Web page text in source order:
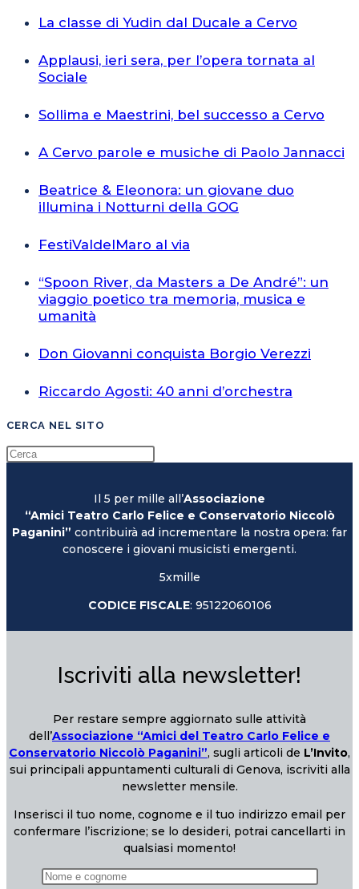
La classe di Yudin dal Ducale a Cervo
Applausi, ieri sera, per l’opera tornata al
Sociale
Sollima e Maestrini, bel successo a Cervo
A Cervo parole e musiche di Paolo Jannacci
Beatrice & Eleonora: un giovane duo
illumina i Notturni della GOG
FestiValdelMaro al via
“Spoon River, da Masters a De André”: un
viaggio poetico tra memoria, musica e
umanità
Don Giovanni conquista Borgio Verezzi
Riccardo Agosti: 40 anni d’orchestra
CERCA NEL SITO
Il 5 per mille all’Associazione
“Amici Teatro Carlo Felice e Conservatorio Niccolò
Paganini” contribuirà ad incrementare la nostra opera: far
conoscere i giovani musicisti emergenti.
5xmille
CODICE FISCALE: 95122060106
Iscriviti alla newsletter!
Per restare sempre aggiornato sulle attività
dell’Associazione “Amici del Teatro Carlo Felice e
Conservatorio Niccolò Paganini”, sugli articoli de L’Invito,
sui principali appuntamenti culturali di Genova, iscriviti alla
newsletter mensile.
Inserisci il tuo nome, cognome e il tuo indirizzo email per
confermare l’iscrizione; se lo desideri, potrai cancellarti in
qualsiasi momento!